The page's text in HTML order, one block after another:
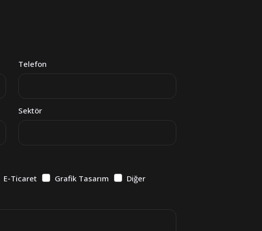
Telefon
Sektör
E-Ticaret Grafik Tasarım Diğer